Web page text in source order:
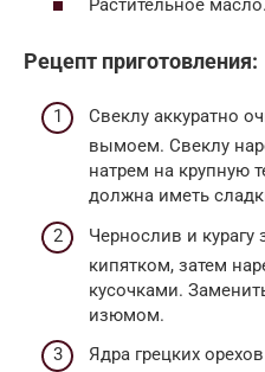
Растительное масло.
Рецепт приготовления:
Свеклу аккуратно
вымоем. Свеклу
натрем на крупную
должна иметь
Чернослив и курагу
кипятком, затем
кусочками.
изюмом.
Ядра грецких